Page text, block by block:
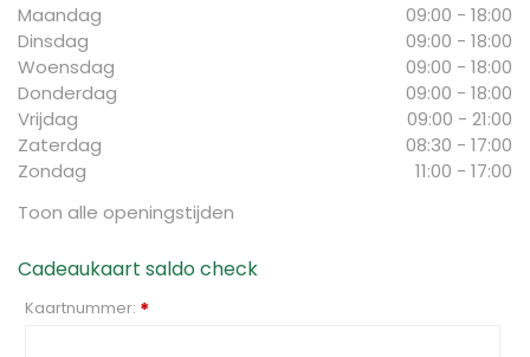
Maandag
09:00 - 18:00
Dinsdag
09:00 - 18:00
Woensdag
09:00 - 18:00
Donderdag
09:00 - 18:00
Vrijdag
09:00 - 21:00
Zaterdag
08:30 - 17:00
Zondag
11:00 - 17:00
Toon alle openingstijden
Cadeaukaart saldo check
Kaartnummer: *